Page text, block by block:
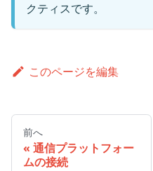
クティスです。
このページを編集
前へ
通信プラットフォー
ムの接続